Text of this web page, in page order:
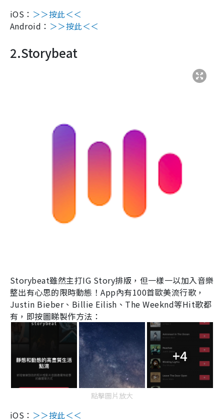
iOS ： ＞＞按此＜＜
Android ： ＞＞按此＜＜
2.Storybeat
Storybeat雖然主打IG Story排版，但一樣一以加入音樂
整出有心思的限時動態！App內有100首歐美流行歌，
Justin Bieber、 Billie Eilish、The Weeknd等Hit歌都
有，即按圖睇製作方法：
+4
點擊圖片放大
iOS ： ＞＞按此＜＜